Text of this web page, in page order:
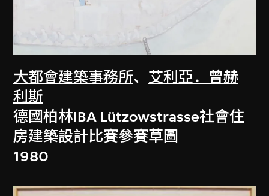
大都會建築事務所、 艾利亞．曾赫
利斯
德國柏林IBA Lützowstrasse社會住
房建築設計比賽參賽草圖
1980